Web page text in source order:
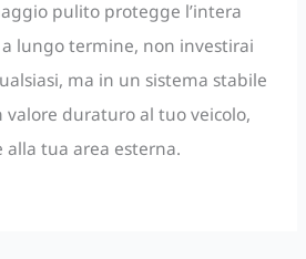
pulito protegge l’intera
lungo termine, non investirai
ma in un sistema stabile
duraturo al tuo veicolo,
tua area esterna.